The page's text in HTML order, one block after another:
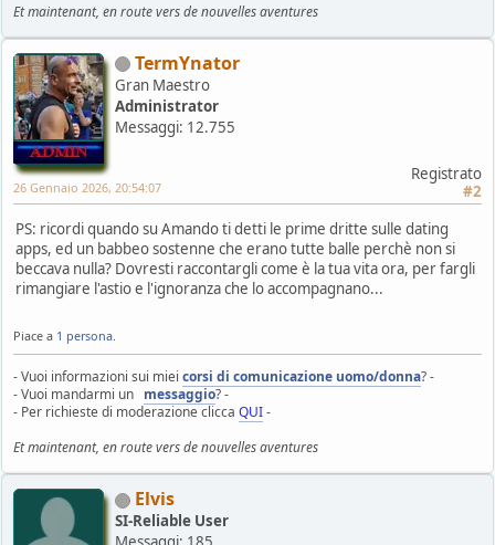
Et maintenant, en route vers de nouvelles aventures
TermYnator
Gran Maestro
Administrator
Messaggi: 12.755
Registrato
#2
26 Gennaio 2026, 20:54:07
PS: ricordi quando su Amando ti detti le prime dritte sulle dating
apps, ed un babbeo sostenne che erano tutte balle perchè non si
beccava nulla? Dovresti raccontargli come è la tua vita ora, per fargli
rimangiare l'astio e l'ignoranza che lo accompagnano...
Piace a 1 persona.
- Vuoi informazioni sui miei corsi di comunicazione uomo/donna? -
- Vuoi mandarmi un messaggio? -
- Per richieste di moderazione clicca QUI-
Et maintenant, en route vers de nouvelles aventures
Elvis
SI-Reliable User